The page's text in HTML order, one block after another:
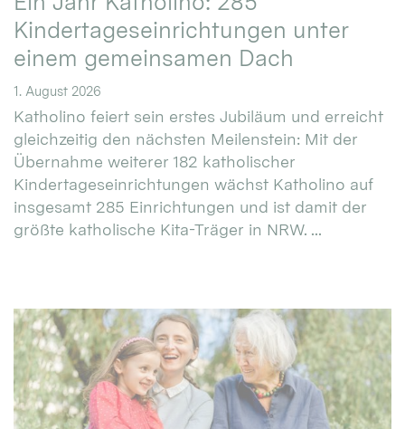
Kindertageseinrichtungen unter
einem gemeinsamen Dach
1. August 2026
Katholino feiert sein erstes Jubiläum und erreicht
gleichzeitig den nächsten Meilenstein: Mit der
Übernahme weiterer 182 katholischer
Kindertageseinrichtungen wächst Katholino auf
insgesamt 285 Einrichtungen und ist damit der
größte katholische Kita-Träger in NRW. ...